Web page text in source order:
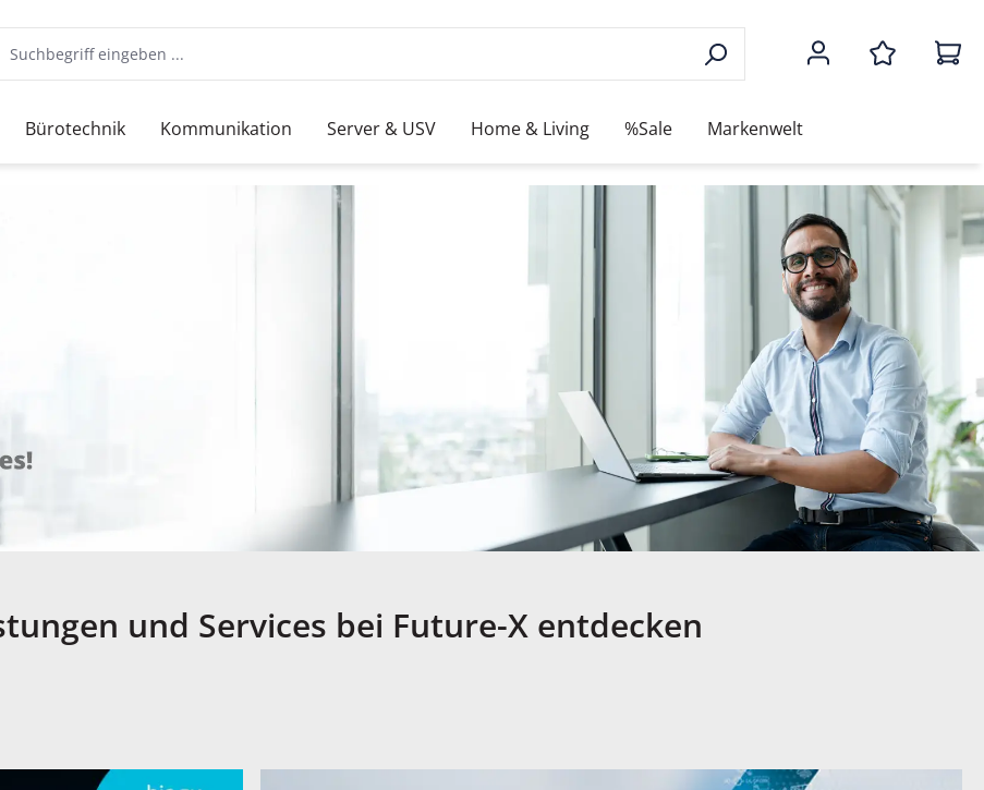
Bürotechnik Kommunikation Server & USV Home & Living %Sale Markenwelt
und Services bei Future-X entdecken